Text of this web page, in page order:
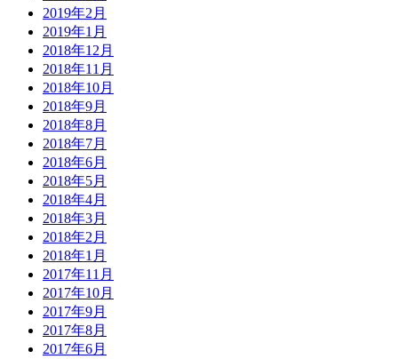
2019年2月
2019年1月
2018年12月
2018年11月
2018年10月
2018年9月
2018年8月
2018年7月
2018年6月
2018年5月
2018年4月
2018年3月
2018年2月
2018年1月
2017年11月
2017年10月
2017年9月
2017年8月
2017年6月